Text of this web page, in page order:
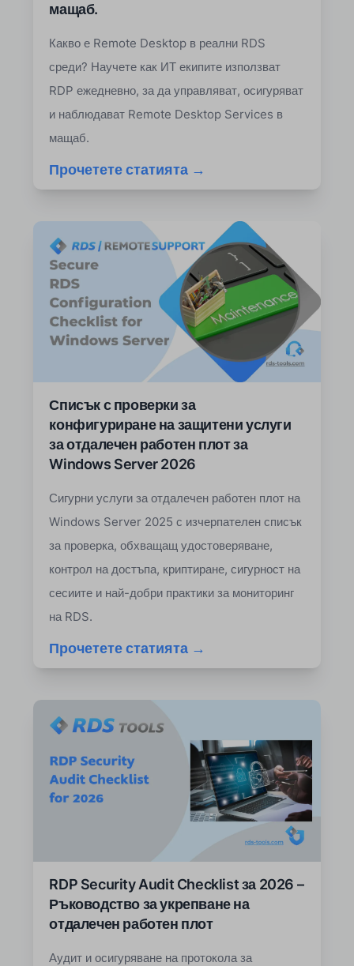
мащаб.
Какво е Remote Desktop в реални RDS
среди? Научете как ИТ екипите използват
RDP ежедневно, за да управляват, осигуряват
и наблюдават Remote Desktop Services в
мащаб.
Прочетете статията →
Списък с проверки за
конфигуриране на защитени услуги
за отдалечен работен плот за
Windows Server 2026
Сигурни услуги за отдалечен работен плот на
Windows Server 2025 с изчерпателен списък
за проверка, обхващащ удостоверяване,
контрол на достъпа, криптиране, сигурност на
сесиите и най-добри практики за мониторинг
на RDS.
Прочетете статията →
RDP Security Audit Checklist за 2026 –
Ръководство за укрепване на
отдалечен работен плот
Аудит и осигуряване на протокола за